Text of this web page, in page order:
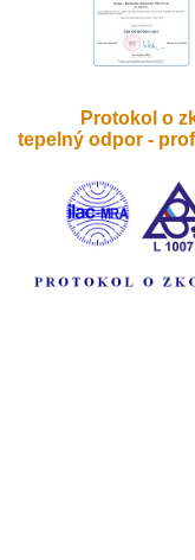
Protokol o
tepelný odpor -